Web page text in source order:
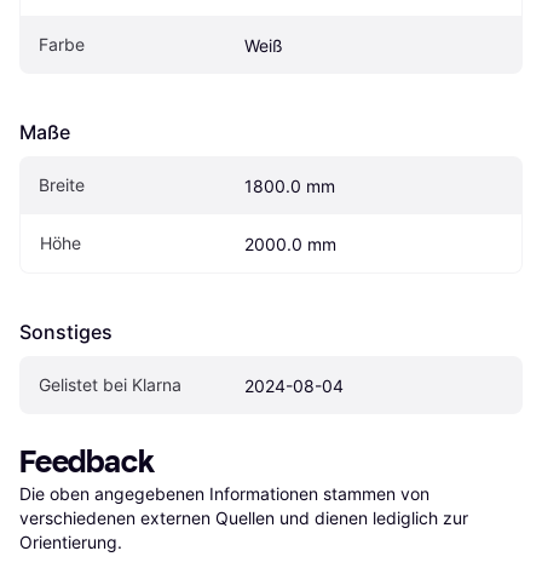
Farbe Weiß
Maße
Breite 1800.0 mm
Höhe 2000.0 mm
Sonstiges
Gelistet bei Klarna 2024-08-04
Feedback
Die oben angegebenen Informationen stammen von
verschiedenen externen Quellen und dienen lediglich zur
Orientierung.